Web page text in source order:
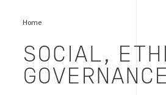
Home
SOCIAL,
GOVERNANCE